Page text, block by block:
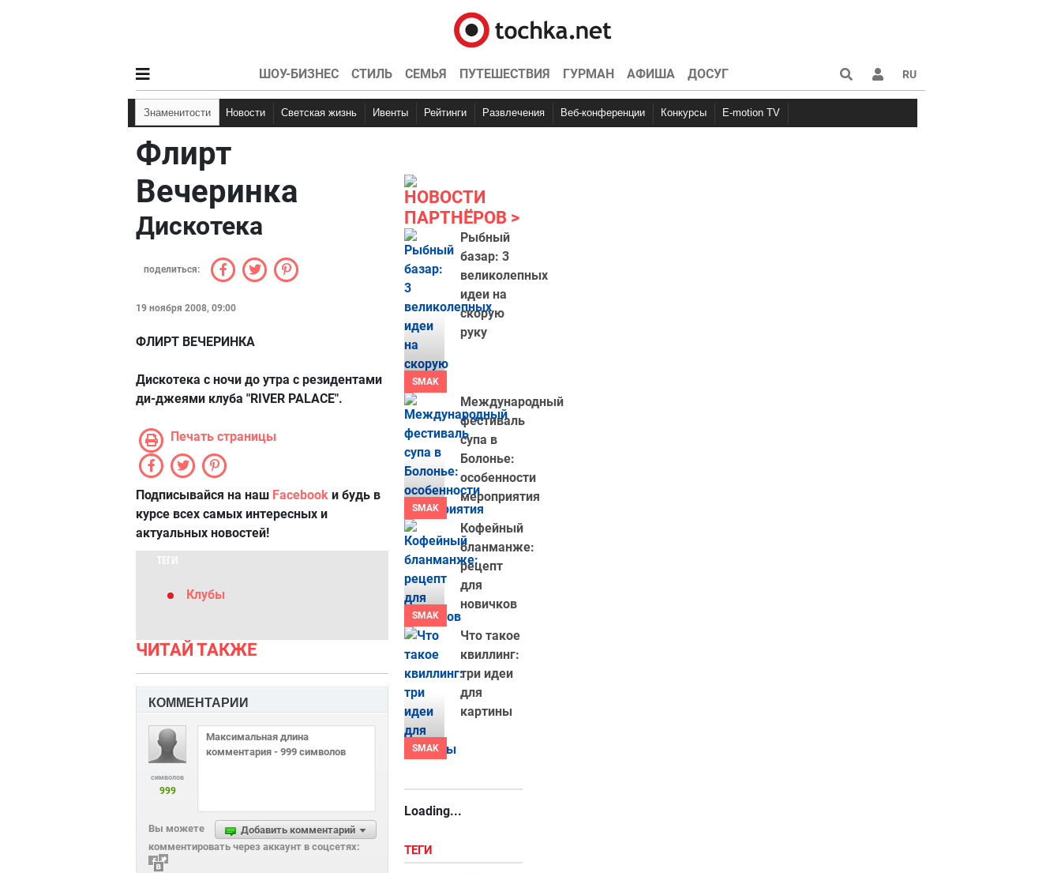
ШОУ-БИЗНЕС СТИЛЬ СЕМЬЯ ПУТЕШЕСТВИЯ ГУРМАН АФИША ДОСУГ RU
Знаменитости Новости Светская жизнь Ивенты Рейтинги Развлечения Веб-конференции Конкурсы E-motion TV
Флирт
Вечеринка
Дискотека
поделиться:
19 ноября 2008, 09:00
ФЛИРТ ВЕЧЕРИНКА
Дискотека с ночи до утра с резидентами
ди-джеями клуба "RIVER PALACE".
Печать страницы
Подписывайся на наш Facebook и будь в
курсе всех самых интересных и
актуальных новостей!
ТЕГИ
Клубы
ЧИТАЙ ТАКЖЕ
КОММЕНТАРИИ
символов
999
Добавить комментарий
Вы можете
комментировать через аккаунт в соцсетях:
НОВОСТИ
ПАРТНЁРОВ
SMAK
Рыбный
базар: 3
великолепных
идеи на
скорую
руку
SMAK
Международный
фестиваль
супа в
Болонье:
особенности
мероприятия
SMAK
Кофейный
бланманже:
рецепт
для
новичков
SMAK
Что такое
квиллинг:
три идеи
для
картины
Loading...
ТЕГИ